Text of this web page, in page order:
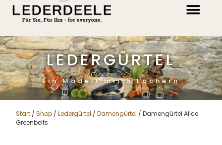
LEDERGÜRTEL
Ein Modell mit 5 Löchern
Start /Shop /Ledergürtel /Damengürtel / Damengürtel Alice
Greenbelts